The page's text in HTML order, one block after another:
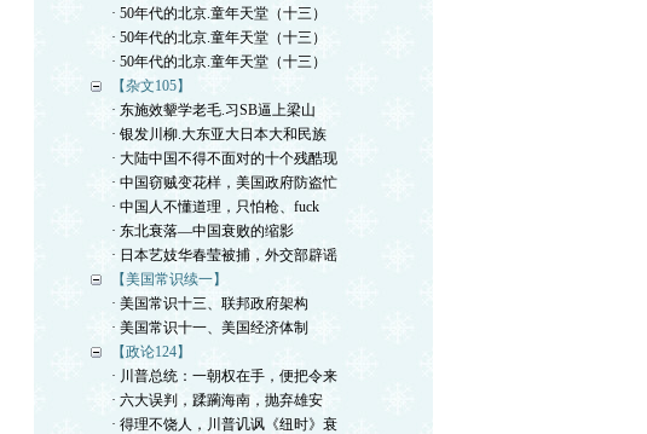
· 50年代的北京.童年天堂（十三）
· 50年代的北京.童年天堂（十三）
· 50年代的北京.童年天堂（十三）
【杂文105】
· 东施效颦学老毛.习SB逼上梁山
· 银发川柳.大东亚大日本大和民族
· 大陆中国不得不面对的十个残酷现
· 中国窃贼变花样，美国政府防盗忙
· 中国人不懂道理，只怕枪、fuck
· 东北衰落—中国衰败的缩影
· 日本艺妓华春莹被捕，外交部辟谣
【美国常识续一】
· 美国常识十三、联邦政府架构
· 美国常识十一、美国经济体制
【政论124】
· 川普总统：一朝权在手，便把令来
· 六大误判，蹂躏海南，抛弃雄安
· 得理不饶人，川普讥讽《纽时》衰